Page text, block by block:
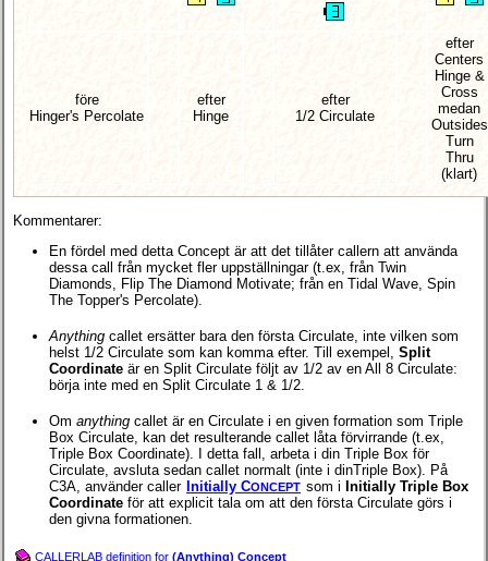
före
Hinger's Percolate
efter
Hinge
efter
1/2 Circulate
efter
Centers
Hinge &
Cross
medan
Outsides
Turn
Thru
(klart)
Kommentarer:
En fördel med detta Concept är att det tillåter callern att använda
dessa call från mycket fler uppställningar (t.ex, från Twin
Diamonds, Flip The Diamond Motivate; från en Tidal Wave, Spin
The Topper's Percolate).
Anything callet ersätter bara den första Circulate, inte vilken som
helst 1/2 Circulate som kan komma efter. Till exempel, Split
Coordinate är en Split Circulate följt av 1/2 av en All 8 Circulate:
börja inte med en Split Circulate 1 & 1/2.
Om anything callet är en Circulate i en given formation som Triple
Box Circulate, kan det resulterande callet låta förvirrande (t.ex,
Triple Box Coordinate). I detta fall, arbeta i din Triple Box för
Circulate, avsluta sedan callet normalt (inte i dinTriple Box). På
C3A, använder caller Initially CONCEPT som i Initially Triple Box
Coordinate för att explicit tala om att den första Circulate görs i
den givna formationen.
CALLERLAB definition for (Anything) Concept